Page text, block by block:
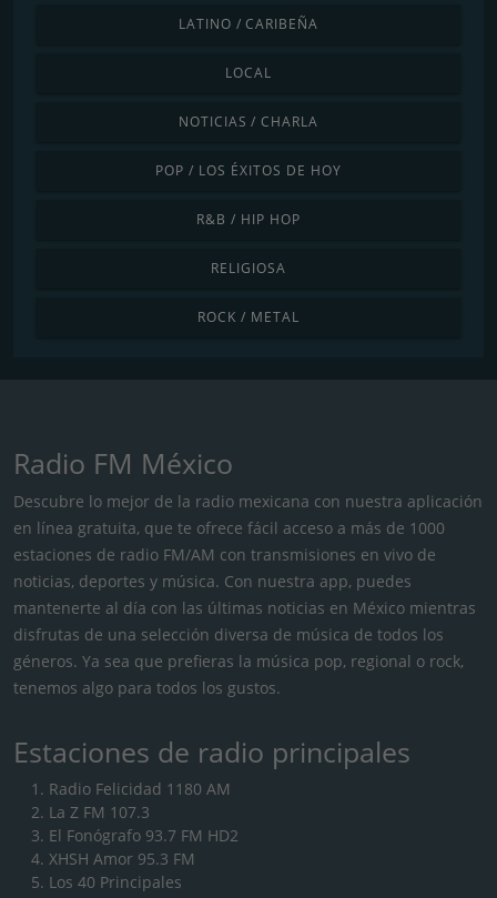
LATINO / CARIBEÑA
LOCAL
NOTICIAS / CHARLA
POP / LOS ÉXITOS DE HOY
R&B / HIP HOP
RELIGIOSA
ROCK / METAL
Radio FM México
Descubre lo mejor de la radio mexicana con nuestra aplicación
en línea gratuita, que te ofrece fácil acceso a más de 1000
estaciones de radio FM/AM con transmisiones en vivo de
noticias, deportes y música. Con nuestra app, puedes
mantenerte al día con las últimas noticias en México mientras
disfrutas de una selección diversa de música de todos los
géneros. Ya sea que prefieras la música pop, regional o rock,
tenemos algo para todos los gustos.
Estaciones de radio principales
Radio Felicidad 1180 AM
La Z FM 107.3
El Fonógrafo 93.7 FM HD2
XHSH Amor 95.3 FM
Los 40 Principales